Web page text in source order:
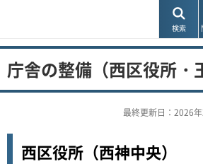
検索
庁舎の整備（西区役所・
最終更新日：2026
西区役所（西神中央）